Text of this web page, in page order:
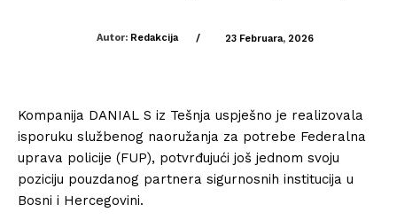
Autor: Redakcija / 23 Februara, 2026
Kompanija DANIAL S iz Tešnja uspješno je realizovala
isporuku službenog naoružanja za potrebe Federalna
uprava policije (FUP), potvrđujući još jednom svoju
poziciju pouzdanog partnera sigurnosnih institucija u
Bosni i Hercegovini.